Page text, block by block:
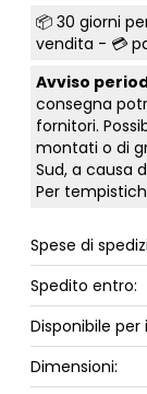
📦 30 giorni
vendita - 💳
Avviso
consegna
fornitori.
montati o di
Sud, a causa
Per
Spese di
Spedito entro:
Disponibile per
Dimensioni: